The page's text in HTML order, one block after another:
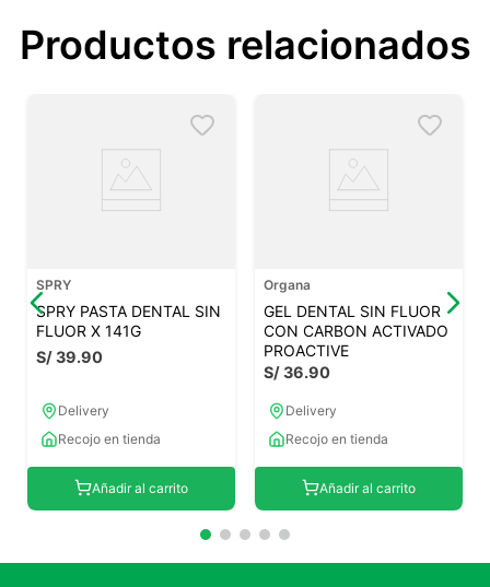
Productos relacionados
SPRY
SPRY PASTA DENTAL SIN
FLUOR X 141G
S/39.90
Delivery
Recojo en tienda
Añadir al carrito
Organa
GEL DENTAL SIN FLUOR
CON CARBON ACTIVADO
PROACTIVE
S/36.90
Delivery
Recojo en tienda
Añadir al carrito